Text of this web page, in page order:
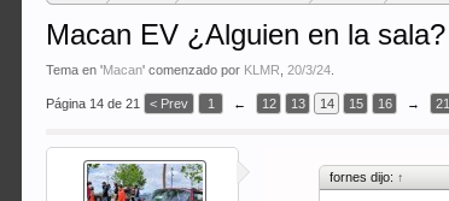
Macan EV ¿Alguien en la sala?
Tema en 'Macan' comenzado por KLMR ,20/3/24
Página 14 de 21 < Prev 1 ← 12 13 14 15 16 → 21
fornes dijo: ↑